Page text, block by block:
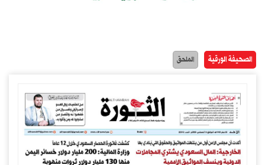
الصحيفة الورقية الملحق